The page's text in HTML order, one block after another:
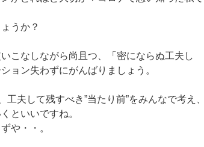
うか？
こなしながら尚且つ、「密にならぬ工夫し
ョン失わずにがんばりましょう。
工夫して残すべき”当たり前”をみんなで考え、
といいですね。
や・・。